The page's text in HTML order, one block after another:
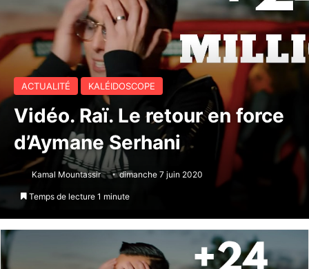
ACTUALITÉ KALÉIDOSCOPE
Vidéo. Raï. Le retour en force
d’Aymane Serhani
Kamal Mountassir dimanche 7 juin 2020
Temps de lecture 1 minute